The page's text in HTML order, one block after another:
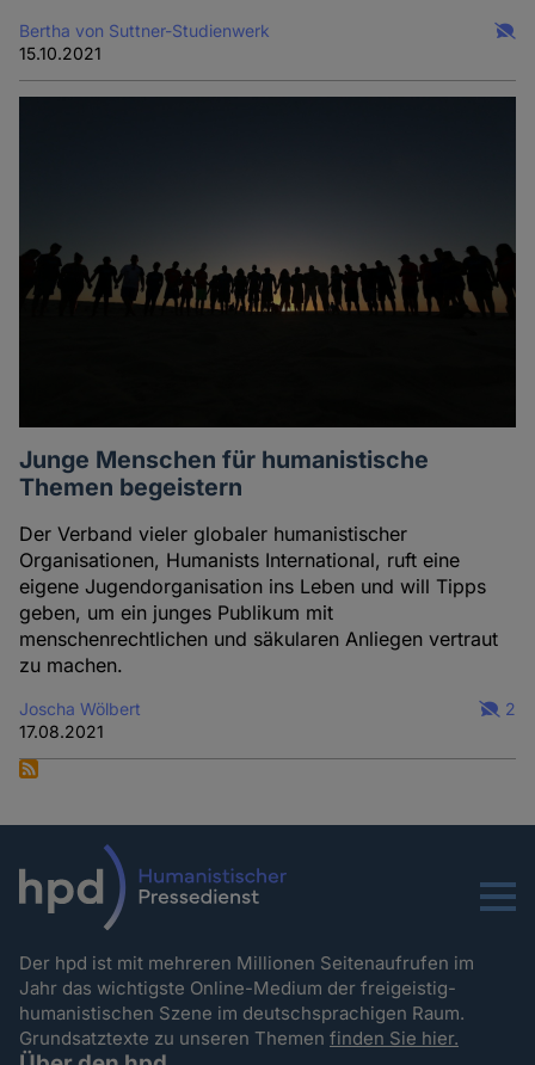
Bertha von Suttner-Studienwerk
15.10.2021
Junge Menschen für humanistische
Themen begeistern
Der Verband vieler globaler humanistischer
Organisationen, Humanists International, ruft eine
eigene Jugendorganisation ins Leben und will Tipps
geben, um ein junges Publikum mit
menschenrechtlichen und säkularen Anliegen vertraut
zu machen.
Joscha Wölbert
17.08.2021
2
Menu
Der hpd ist mit mehreren Millionen Seitenaufrufen im
Jahr das wichtigste Online-Medium der freigeistig-
humanistischen Szene im deutschsprachigen Raum.
Grundsatztexte zu unseren Themenfinden Sie hier.